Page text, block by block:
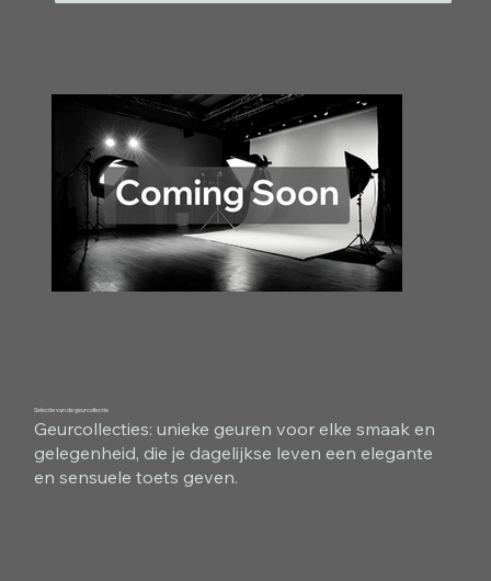
Selectie van de geurcollectie
Geurcollecties: unieke geuren voor elke smaak en
gelegenheid, die je dagelijkse leven een elegante
en sensuele toets geven.